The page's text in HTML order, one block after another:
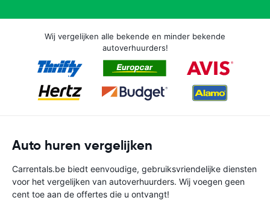
Wij vergelijken alle bekende en minder bekende
autoverhuurders!
Auto huren vergelijken
Carrentals.be biedt eenvoudige, gebruiksvriendelijke diensten
voor het vergelijken van autoverhuurders. Wij voegen geen
cent toe aan de offertes die u ontvangt!